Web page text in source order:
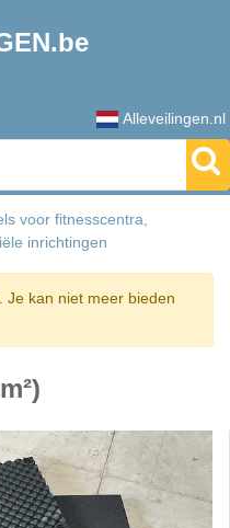
Alleveilingen.nl
voor fitnesscentra,
inrichtingen
Je kan niet meer bieden